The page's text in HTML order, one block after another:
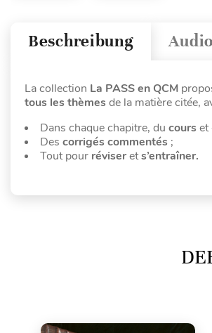
Beschreibung
La collection La PASS en QCM
tous les thèmes de la matière citée,
Dans chaque chapitre, du cours et
Des corrigés commentés ;
Tout pour réviserets’entraîner.